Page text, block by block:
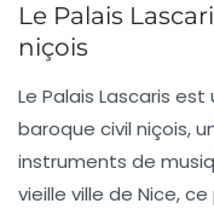
Le Palais
niçois
Le Palais Lascaris est
baroque civil niçois,
instruments de
vieille ville de Nice,